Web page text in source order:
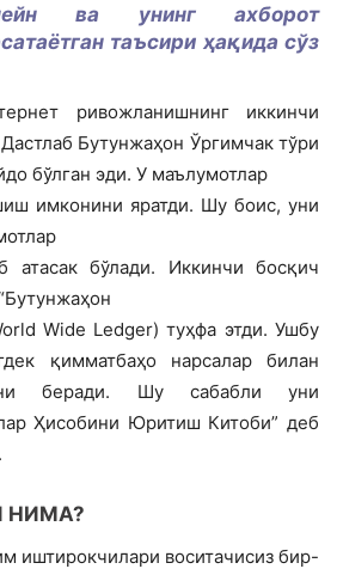
ва унинг ахборот
таъсири ҳақида сўз
ривожланишнинг иккинчи
Бутунжаҳон Ўргимчак тўри
бўлган эди. У маълумотлар
имконини яратди. Шу боис, уни
атасак бўлади. Иккинчи босқич
Wide Ledger) туҳфа этди. Ушбу
қимматбаҳо нарсалар билан
беради. Шу сабабли уни
Ҳисобини Юритиш Китоби” деб
НИМА?
иштирокчилари воситачисиз бир-